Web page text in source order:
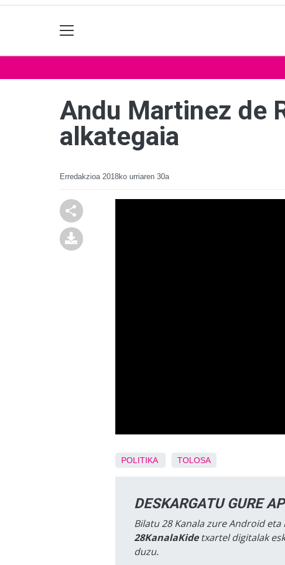
Andu Martinez de
alkategaia
Erredakzioa 2018ko urriaren 30a
POLITIKA TOLOSA
DESKARGATU GURE
Bilatu 28 Kanala zure Android
28KanalaKidetxartel digitalak
duzu.